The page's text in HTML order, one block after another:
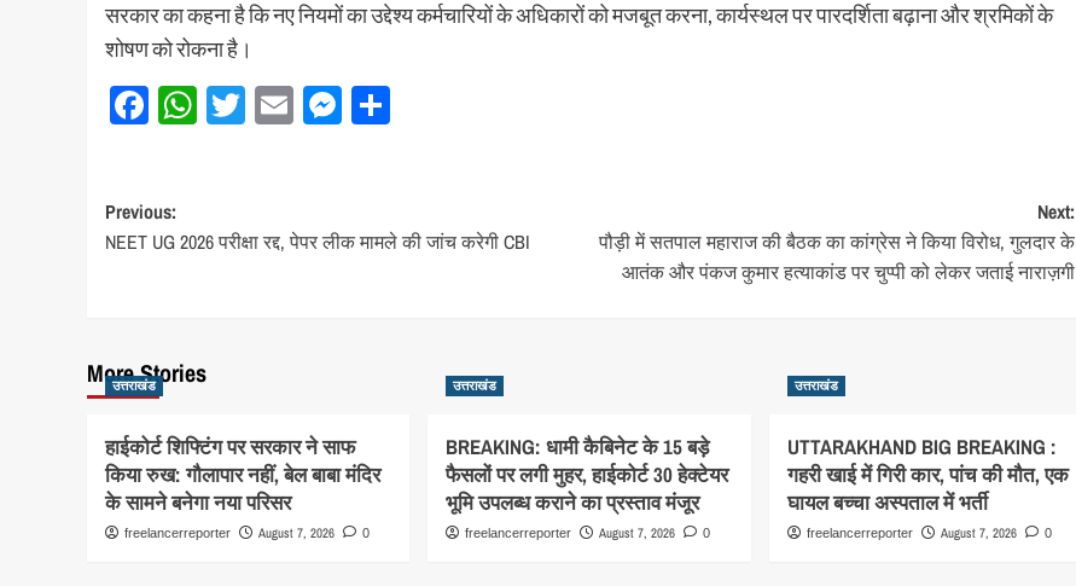
सरकार का कहना है कि नए नियमों का उद्देश्य कर्मचारियों के अधिकारों को मजबूत करना, कार्यस्थल पर पारदर्शिता बढ़ाना और श्रमिकों के
शोषण को रोकना है।
Facebook
WhatsApp
Twitter
EmailMessenger
Post
navigation
Previous:
NEET UG 2026 परीक्षा रद्द, पेपर लीक मामले की जांच करेगी CBI
Next:
पौड़ी में सतपाल महाराज की बैठक का कांग्रेस ने किया विरोध, गुलदार के
आतंक और पंकज कुमार हत्याकांड पर चुप्पी को लेकर जताई नाराज़गी
More Stories
उत्तराखंड
हाईकोर्ट शिफ्टिंग पर सरकार ने साफ
किया रुख: गौलापार नहीं, बेल बाबा मंदिर
के सामने बनेगा नया परिसर
freelancerreporter August 7, 2026 0
उत्तराखंड
BREAKING: धामी कैबिनेट के 15 बड़े
फैसलों पर लगी मुहर, हाईकोर्ट 30 हेक्टेयर
भूमि उपलब्ध कराने का प्रस्ताव मंजूर
freelancerreporter August 7, 2026 0
उत्तराखंड
UTTARAKHAND BIG BREAKING :
गहरी खाई में गिरी कार, पांच की मौत, एक
घायल बच्चा अस्पताल में भर्ती
freelancerreporter August 7, 2026 0